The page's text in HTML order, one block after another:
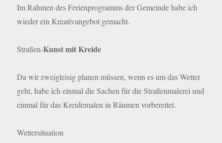
Im Rahmen des Ferienprogramms der Gemeinde habe ich
wieder ein Kreativangebot gemacht.
Straßen-Kunst mit Kreide
Da wir zweigleisig planen müssen, wenn es um das Wetter
geht, habe ich einmal die Sachen für die Straßenmalerei und
einmal für das Kreidemalen in Räumen vorbereitet.
Wettersituation